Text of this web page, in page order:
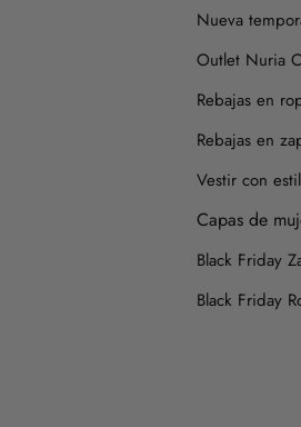
Nueva
Outlet Nuria
Rebajas en
Rebajas en
Vestir con
Capas de
Black Friday
Black Friday